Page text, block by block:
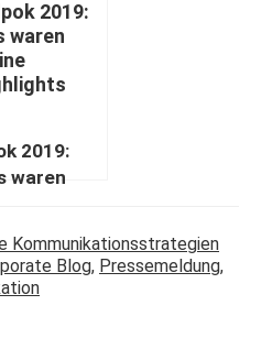
Hal­tung
2019:
waren
Kommunikationsstrategien
Blog, Pressemeldung,